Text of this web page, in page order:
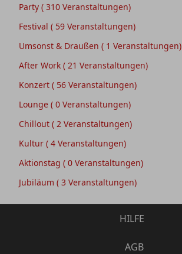
Party ( 310 Veranstaltungen)
Festival ( 59 Veranstaltungen)
Umsonst & Draußen ( 1 Veranstaltungen)
After Work ( 21 Veranstaltungen)
Konzert ( 56 Veranstaltungen)
Lounge ( 0 Veranstaltungen)
Chillout ( 2 Veranstaltungen)
Kultur ( 4 Veranstaltungen)
Aktionstag ( 0 Veranstaltungen)
Jubiläum ( 3 Veranstaltungen)
HILFE
AGB